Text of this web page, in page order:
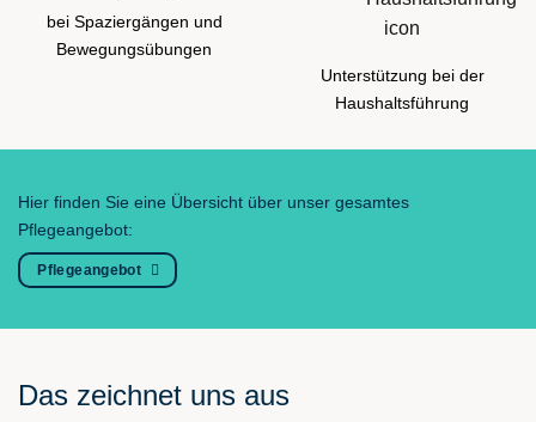
bei Spaziergängen und
Bewegungsübungen
Unterstützung bei der
Haushaltsführung
Hier finden Sie eine Übersicht über unser gesamtes
Pflegeangebot:
Pflegeangebot
Das zeichnet uns aus